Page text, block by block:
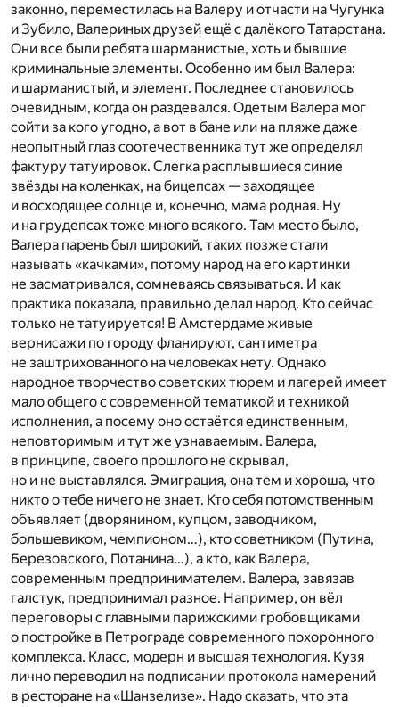
законно, переместилась на Валеру и отчасти на Чугунка
и Зубило, Валериных друзей ещё с далёкого Татарстана.
Они все были ребята шарманистые, хоть и бывшие
криминальные элементы. Особенно им был Валера:
и шарманистый, и элемент. Последнее становилось
очевидным, когда он раздевался. Одетым Валера мог
сойти за кого угодно, а вот в бане или на пляже даже
неопытный глаз соотечественника тут же определял
фактуру татуировок. Слегка расплывшиеся синие
звёзды на коленках, на бицепсах — заходящее
и восходящее солнце и, конечно, мама родная. Ну
и на грудепсах тоже много всякого. Там место было,
Валера парень был широкий, таких позже стали
называть «качками», потому народ на его картинки
не засматривался, сомневаясь связываться. И как
практика показала, правильно делал народ. Кто сейчас
только не татуируется! В Амстердаме живые
вернисажи по городу фланируют, сантиметра
не заштрихованного на человеках нету. Однако
народное творчество советских тюрем и лагерей имеет
мало общего с современной тематикой и техникой
исполнения, а посему оно остаётся единственным,
неповторимым и тут же узнаваемым. Валера,
в принципе, своего прошлого не скрывал,
но и не выставлялся. Эмиграция, она тем и хороша, что
никто о тебе ничего не знает. Кто себя потомственным
объявляет (дворянином, купцом, заводчиком,
большевиком, чемпионом…), кто советником (Путина,
Березовского, Потанина…), а кто, как Валера,
современным предпринимателем. Валера, завязав
галстук, предпринимал разное. Например, он вёл
переговоры с главными парижскими гробовщиками
о постройке в Петрограде современного похоронного
комплекса. Класс, модерн и высшая технология. Кузя
лично переводил на подписании протокола намерений
в ресторане на «Шанзелизе». Надо сказать, что эта